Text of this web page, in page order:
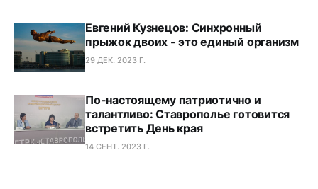
Евгений Кузнецов: Синхронный
прыжок двоих - это единый организм
29 ДЕК. 2023 Г.
По-настоящему патриотично и
талантливо: Ставрополье готовится
встретить День края
14 СЕНТ. 2023 Г.